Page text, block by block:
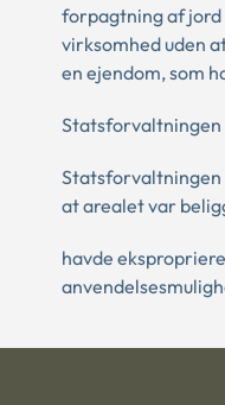
forpagtning af jord
virksomhed uden
en ejendom, som
Statsforvaltningen
Statsforvaltningen
at arealet var
havde